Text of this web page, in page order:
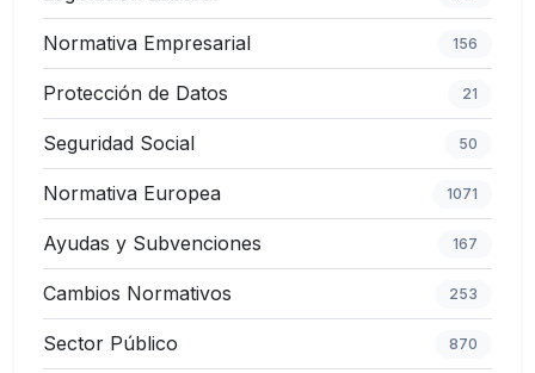
Normativa Empresarial 156
Protección de Datos 21
Seguridad Social 50
Normativa Europea 1071
Ayudas y Subvenciones 167
Cambios Normativos 253
Sector Público 870